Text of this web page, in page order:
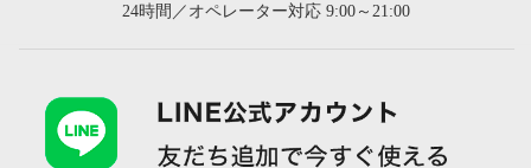
24時間／オペレーター対応 9:00～21:00